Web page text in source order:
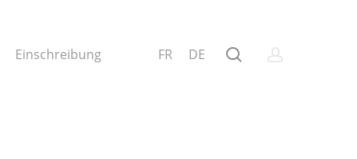
Einschreibung FR DE search